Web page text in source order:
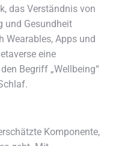
das Verständnis von
und Gesundheit
Wearables, Apps und
eine
Begriff „Wellbeing“
Komponente,